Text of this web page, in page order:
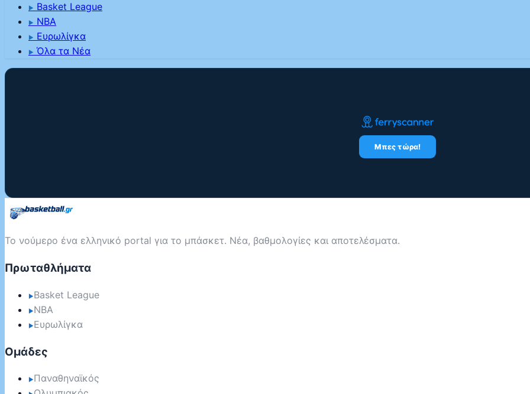
▶ Basket League
▶ NBA
▶ Ευρωλίγκα
▶ Όλα τα Νέα
Μπες τώρα!
Το νούμερο ένα ελληνικό portal για το μπάσκετ. Νέα, βαθμολογίες και αποτελέσματα.
Πρωταθλήματα
▶Basket League
▶NBA
▶Ευρωλίγκα
Ομάδες
▶Παναθηναϊκός